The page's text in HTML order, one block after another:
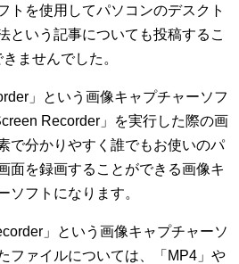
トを使用してパソコンのデスクト
という記事についても投稿するこ
ませんでした。
」という画像キャプチャーソフ
Recorder」を実行した際の画
で分かりやすく誰でもお使いのパ
面を録画することができる画像キ
ソフトになります。
」という画像キャプチャーソ
ファイルについては、「MP4」や